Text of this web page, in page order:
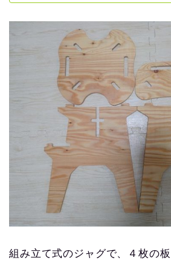
組み立て式のジャグで、４枚の